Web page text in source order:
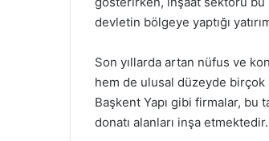
devletin bölgeye yaptığı
Son yıllarda artan nüfus ve
hem de ulusal düzeyde birçok
Başkent Yapı gibi firmalar,
donatı alanları inşa etmektedir.